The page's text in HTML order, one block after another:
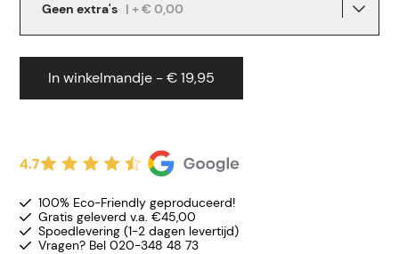
Geen extra's | + € 0,00
In winkelmandje - € 19,95
4.7
100% Eco-Friendly geproduceerd!
Gratis geleverd v.a. €45,00
Spoedlevering (1-2 dagen levertijd)
Vragen? Bel 020-348 48 73